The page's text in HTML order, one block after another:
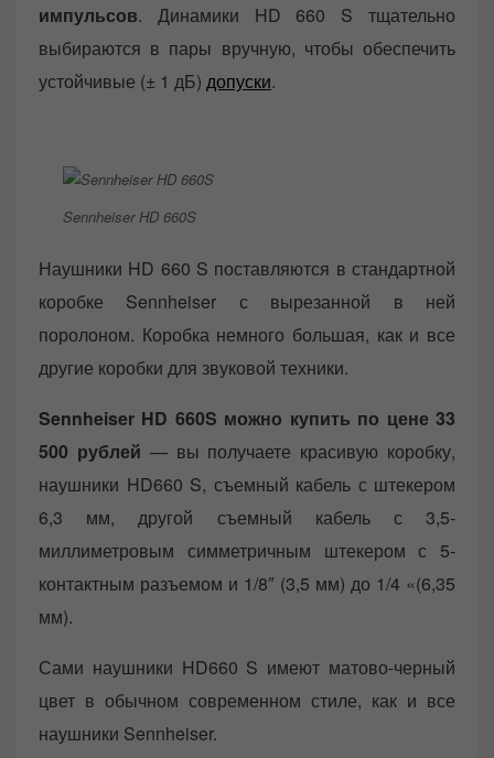
импульсов. Динамики HD 660 S тщательно
выбираются в пары вручную, чтобы обеспечить
устойчивые (± 1 дБ) допуски.
Sennheiser HD 660S
Наушники HD 660 S поставляются в стандартной
коробке Sennheiser с вырезанной в ней
поролоном. Коробка немного большая, как и все
другие коробки для звуковой техники.
Sennheiser HD 660S можно купить по цене 33
500 рублей — вы получаете красивую коробку,
наушники HD660 S, съемный кабель с штекером
6,3 мм, другой съемный кабель с 3,5-
миллиметровым симметричным штекером с 5-
контактным разъемом и 1/8″ (3,5 мм) до 1/4 «(6,35
мм).
Сами наушники HD660 S имеют матово-черный
цвет в обычном современном стиле, как и все
наушники Sennheiser.